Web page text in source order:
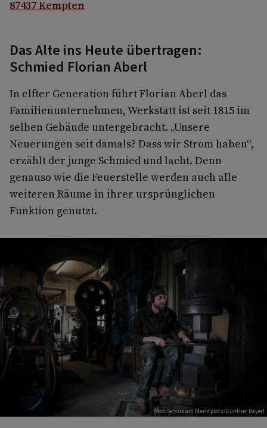
87437 Kempten
Das Alte ins Heute übertragen:
Schmied Florian Aberl
In elfter Generation führt Florian Aberl das
Familienunternehmen, Werkstatt ist seit 1815 im
selben Gebäude untergebracht. „Unsere
Neuerungen seit damals? Dass wir Strom haben“,
erzählt der junge Schmied und lacht. Denn
genauso wie die Feuerstelle werden auch alle
weiteren Räume in ihrer ursprünglichen
Funktion genutzt.
Foto: Servus am Marktplatz/Günther Bayerl